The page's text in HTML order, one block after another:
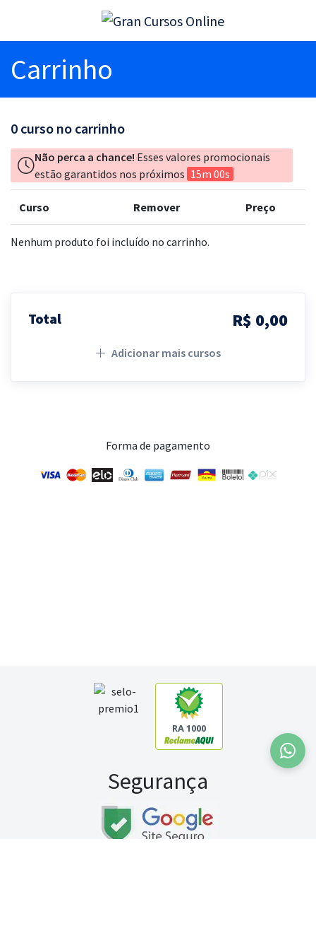
Carrinho
0 curso no carrinho
Não perca a chance! Esses valores promocionais
estão garantidos nos próximos 15m 00s
Curso Remover Preço
Nenhum produto foi incluído no carrinho.
Total R$ 0,00
Adicionar mais cursos
Forma de pagamento
RA 1000
Segurança